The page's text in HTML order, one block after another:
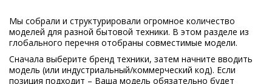
00
ElectroluxEAPC55EB
00
Мы собрали и структурировали огромное количество
моделей для разной бытовой техники. В этом разделе из
глобального перечня отобраны совместимые модели.
Сначала выберите бренд техники, затем начните вводить
модель (или индустриальный/коммерческий код). Если
позиция подходит – Ваша модель обязательно будет